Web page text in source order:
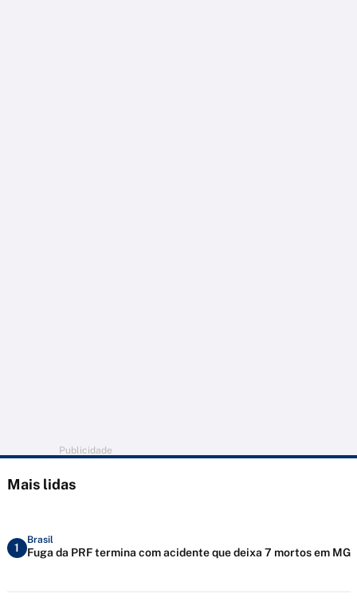
Publicidade
Mais lidas
1
Brasil
Fuga da PRF termina com acidente que deixa 7 mortos em MG